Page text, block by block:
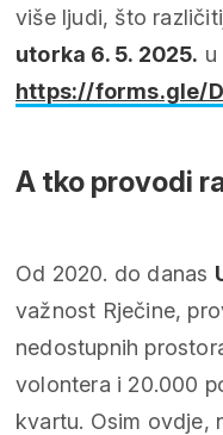
više ljudi, što
utorka 6. 5. 2025. u
https://forms.gle/
A tko provodi
Od 2020. do danas
važnost Rječine,
nedostupnih
volontera i 20.000
kvartu. Osim ovdje,